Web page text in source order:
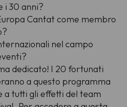
i 30 anni?
Cantat come membro
nel campo
dedicato! I 20 fortunati
a questo programma
tutti gli effetti del team